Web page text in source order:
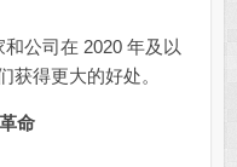
公司在 2020 年及以
获得更大的好处。
命